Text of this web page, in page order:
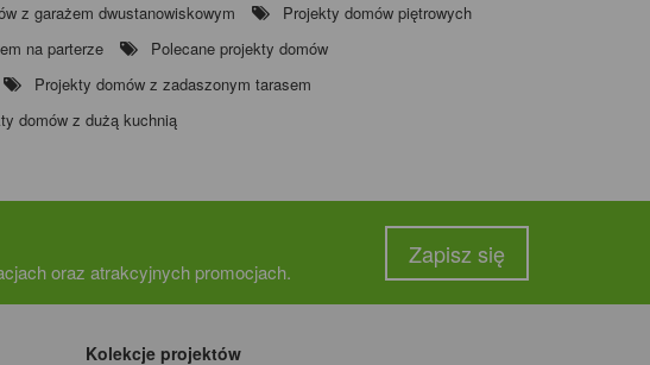
z garażem dwustanowiskowym
Projekty domów piętrowych
na parterze
Polecane projekty domów
Projekty domów z zadaszonym tarasem
domów z dużą kuchnią
oraz atrakcyjnych promocjach.
Zapisz się
Kolekcje projektów